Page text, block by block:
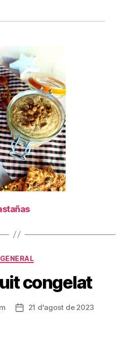
Categories
GENERAL
congelat
Data21 d'agost de 2023